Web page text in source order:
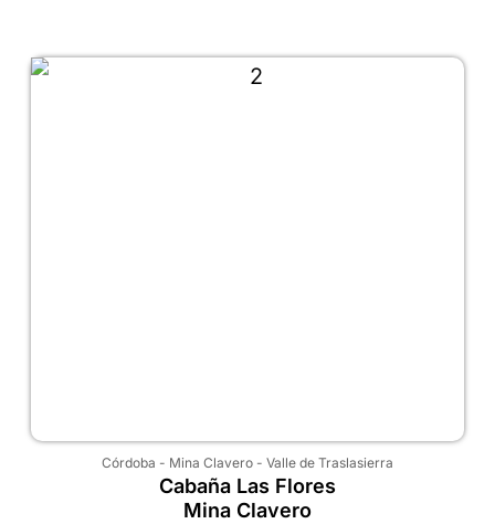
Córdoba - Mina Clavero - Valle de Traslasierra
Cabaña Las Flores
Mina Clavero